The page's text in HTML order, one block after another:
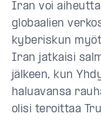
Iran voi
globaalien
kyberiskun
Iran jatkaisi
jälkeen, kun
haluavansa
olisi teroittaa